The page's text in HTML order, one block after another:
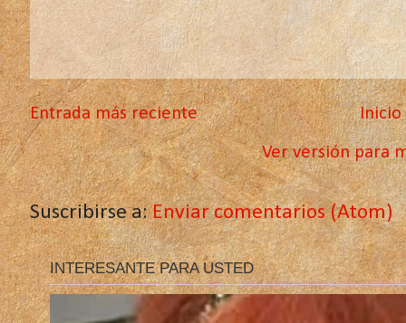
Entrada más reciente Inicio
Ver versión para
Suscribirse a:Enviar comentarios (Atom)